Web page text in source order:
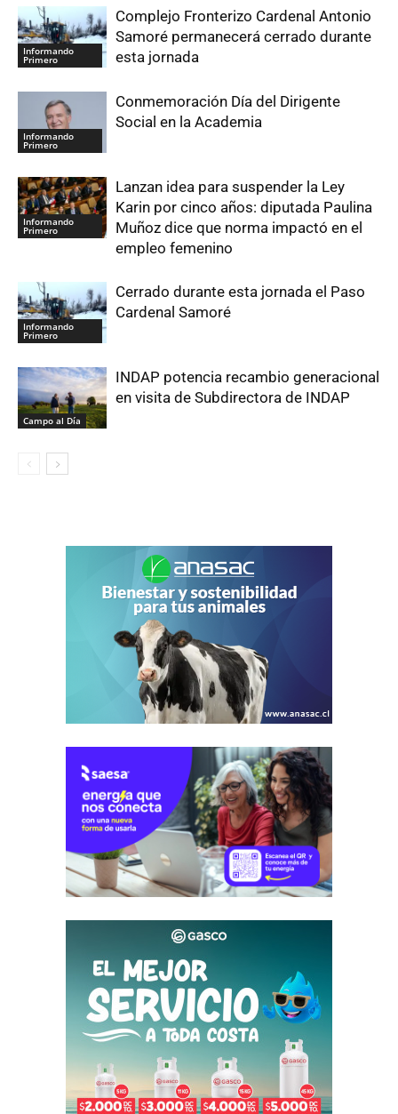
Informando
Primero
Complejo Fronterizo Cardenal Antonio
Samoré permanecerá cerrado durante
esta jornada
Informando
Primero
Conmemoración Día del Dirigente
Social en la Academia
Informando
Primero
Lanzan idea para suspender la Ley
Karin por cinco años: diputada Paulina
Muñoz dice que norma impactó en el
empleo femenino
Informando
Primero
Cerrado durante esta jornada el Paso
Cardenal Samoré
Campo al Día
INDAP potencia recambio generacional
en visita de Subdirectora de INDAP